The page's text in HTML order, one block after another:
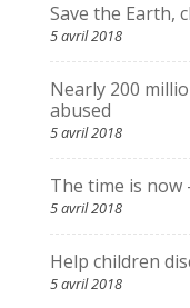
Save the Earth,
5 avril 2018
Nearly 200
abused
5 avril 2018
The time is now
5 avril 2018
Help children
5 avril 2018